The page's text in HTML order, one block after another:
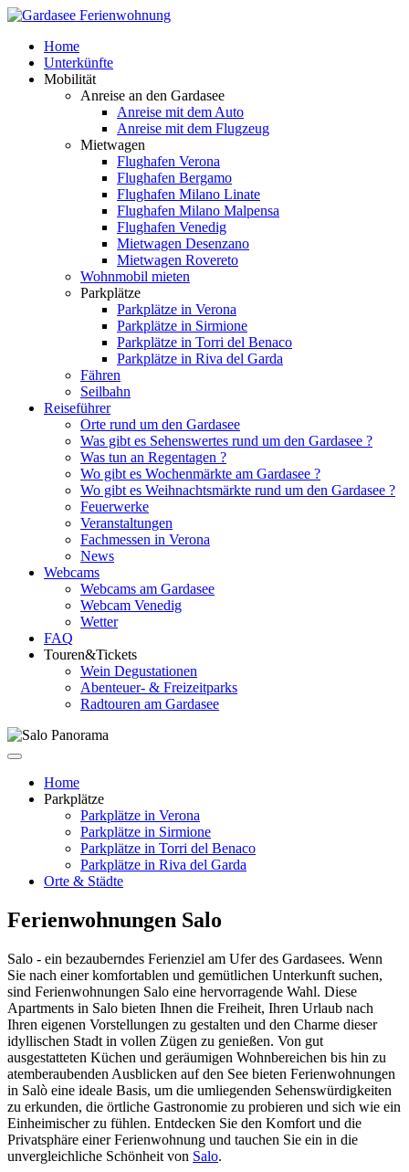
Home
Unterkünfte
Mobilität
Anreise an den Gardasee
Anreise mit dem Auto
Anreise mit dem Flugzeug
Mietwagen
Flughafen Verona
Flughafen Bergamo
Flughafen Milano Linate
Flughafen Milano Malpensa
Flughafen Venedig
Mietwagen Desenzano
Mietwagen Rovereto
Wohnmobil mieten
Parkplätze
Parkplätze in Verona
Parkplätze in Sirmione
Parkplätze in Torri del Benaco
Parkplätze in Riva del Garda
Fähren
Seilbahn
Reiseführer
Orte rund um den Gardasee
Was gibt es Sehenswertes rund um den Gardasee ?
Was tun an Regentagen ?
Wo gibt es Wochenmärkte am Gardasee ?
Wo gibt es Weihnachtsmärkte rund um den Gardasee ?
Feuerwerke
Veranstaltungen
Fachmessen in Verona
News
Webcams
Webcams am Gardasee
Webcam Venedig
Wetter
FAQ
Touren&Tickets
Wein Degustationen
Abenteuer- & Freizeitparks
Radtouren am Gardasee
Home
Parkplätze
Parkplätze in Verona
Parkplätze in Sirmione
Parkplätze in Torri del Benaco
Parkplätze in Riva del Garda
Orte & Städte
Ferienwohnungen Salo
Salo - ein bezauberndes Ferienziel am Ufer des Gardasees. Wenn
Sie nach einer komfortablen und gemütlichen Unterkunft suchen,
sind Ferienwohnungen Salo eine hervorragende Wahl. Diese
Apartments in Salo bieten Ihnen die Freiheit, Ihren Urlaub nach
Ihren eigenen Vorstellungen zu gestalten und den Charme dieser
idyllischen Stadt in vollen Zügen zu genießen. Von gut
ausgestatteten Küchen und geräumigen Wohnbereichen bis hin zu
atemberaubenden Ausblicken auf den See bieten Ferienwohnungen
in Salò eine ideale Basis, um die umliegenden Sehenswürdigkeiten
zu erkunden, die örtliche Gastronomie zu probieren und sich wie ein
Einheimischer zu fühlen. Entdecken Sie den Komfort und die
Privatsphäre einer Ferienwohnung und tauchen Sie ein in die
unvergleichliche Schönheit von Salo.